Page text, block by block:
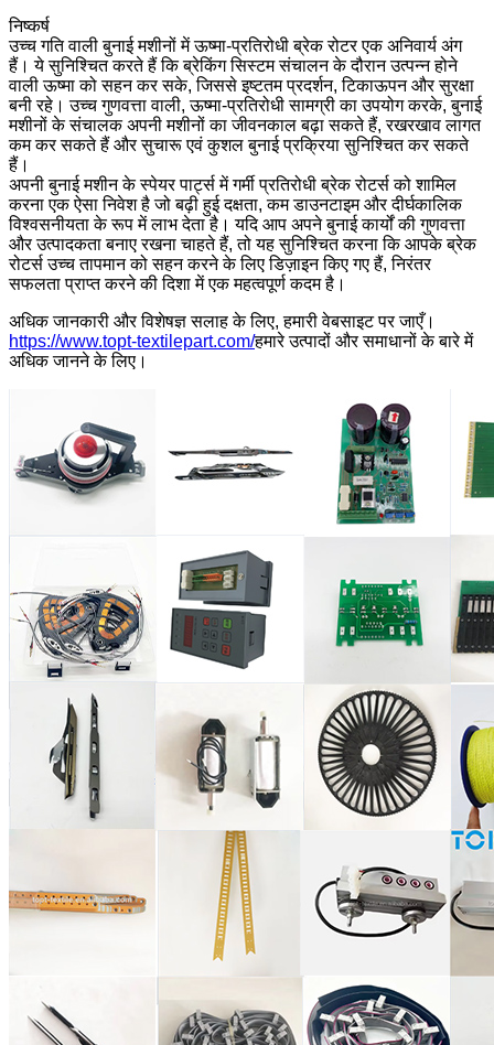
निष्कर्ष
उच्च गति वाली बुनाई मशीनों में ऊष्मा-प्रतिरोधी ब्रेक रोटर एक अनिवार्य अंग
हैं। ये सुनिश्चित करते हैं कि ब्रेकिंग सिस्टम संचालन के दौरान उत्पन्न होने
वाली ऊष्मा को सहन कर सके, जिससे इष्टतम प्रदर्शन, टिकाऊपन और सुरक्षा
बनी रहे। उच्च गुणवत्ता वाली, ऊष्मा-प्रतिरोधी सामग्री का उपयोग करके, बुनाई
मशीनों के संचालक अपनी मशीनों का जीवनकाल बढ़ा सकते हैं, रखरखाव लागत
कम कर सकते हैं और सुचारू एवं कुशल बुनाई प्रक्रिया सुनिश्चित कर सकते
हैं।
अपनी बुनाई मशीन के स्पेयर पार्ट्स में गर्मी प्रतिरोधी ब्रेक रोटर्स को शामिल
करना एक ऐसा निवेश है जो बढ़ी हुई दक्षता, कम डाउनटाइम और दीर्घकालिक
विश्वसनीयता के रूप में लाभ देता है। यदि आप अपने बुनाई कार्यों की गुणवत्ता
और उत्पादकता बनाए रखना चाहते हैं, तो यह सुनिश्चित करना कि आपके ब्रेक
रोटर्स उच्च तापमान को सहन करने के लिए डिज़ाइन किए गए हैं, निरंतर
सफलता प्राप्त करने की दिशा में एक महत्वपूर्ण कदम है।
अधिक जानकारी और विशेषज्ञ सलाह के लिए, हमारी वेबसाइट पर जाएँ।
https://www.topt-textilepart.com/हमारे उत्पादों और समाधानों के बारे में
अधिक जानने के लिए।